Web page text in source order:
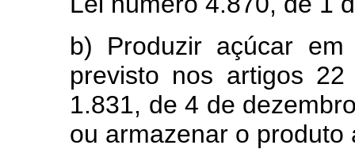
b) Produzir açúcar em
previsto nos artigos
1.831, de 4 de
ou armazenar o